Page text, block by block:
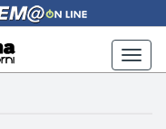
Toggle